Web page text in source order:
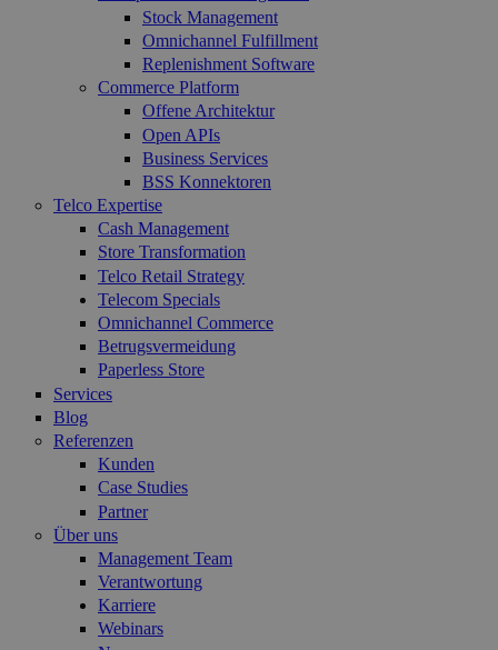
Stock Management
Omnichannel Fulfillment
Replenishment Software
Commerce Platform
Offene Architektur
Open APIs
Business Services
BSS Konnektoren
Telco Expertise
Cash Management
Store Transformation
Telco Retail Strategy
Telecom Specials
Omnichannel Commerce
Betrugsvermeidung
Paperless Store
Services
Blog
Referenzen
Kunden
Case Studies
Partner
Über uns
Management Team
Verantwortung
Karriere
Webinars